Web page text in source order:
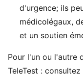
d'urgence; ils
médicolégaux,
et un soutien
Pour l'un ou l'autre
TeleTest :